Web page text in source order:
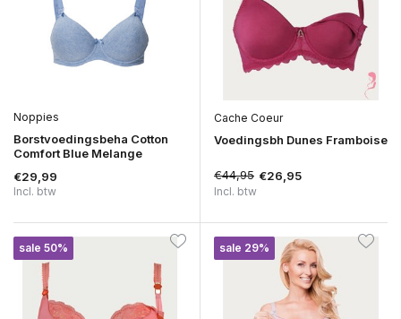
Noppies
Borstvoedingsbeha Cotton
Comfort Blue Melange
€29,99
Incl. btw
Cache Coeur
Voedingsbh Dunes Framboise
€44,95 €26,95
Incl. btw
sale 50% sale 29%